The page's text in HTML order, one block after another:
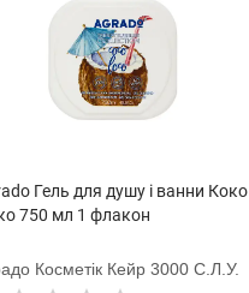
Гель для душу і ванни Коко
750 мл 1 флакон
Косметік Кейр 3000 С.Л.У.